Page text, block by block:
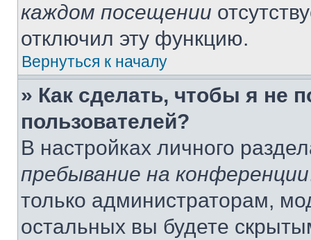
каждом посещении
отключил эту функцию.
Вернуться к началу
» Как сделать, чтобы я не
пользователей?
В настройках личного
пребывание на конференции
только администраторам,
остальных вы будете